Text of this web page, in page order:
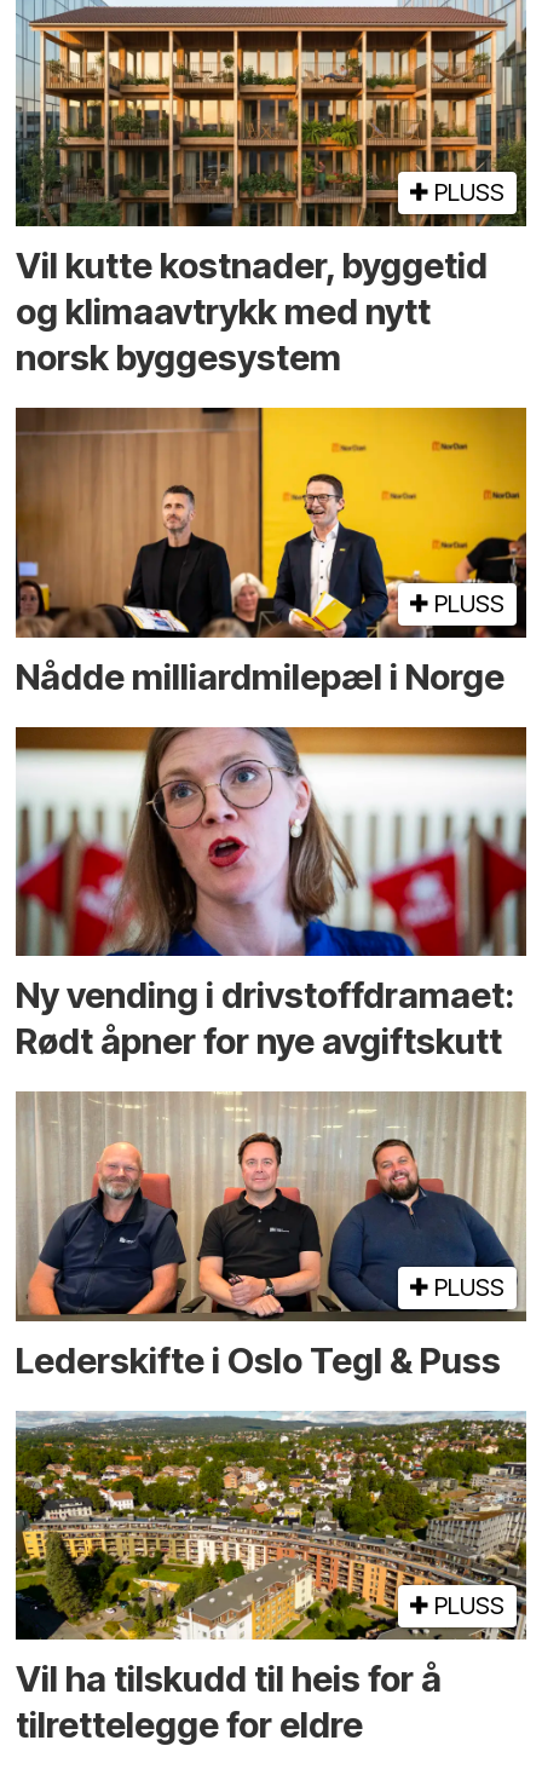
PLUSS
Vil kutte kostnader, byggetid
og klima­avtrykk med nytt
norsk bygge­system
PLUSS
Nådde milliard­­milepæl i Norge
Ny vending i drivstoffdramaet:
Rødt åpner for nye avgiftskutt
PLUSS
Lederskifte i Oslo Tegl & Puss
PLUSS
Vil ha tilskudd til heis for å
tilrettelegge for eldre